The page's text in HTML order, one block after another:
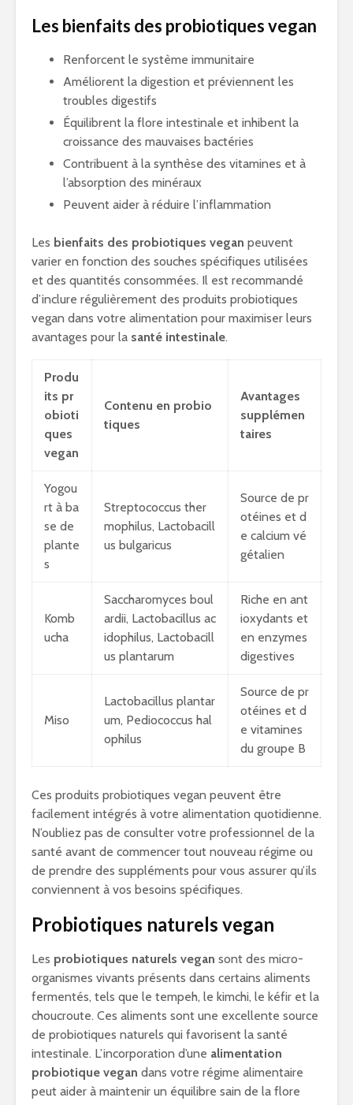
Les bienfaits des probiotiques vegan
Renforcent le système immunitaire
Améliorent la digestion et préviennent les
troubles digestifs
Équilibrent la flore intestinale et inhibent la
croissance des mauvaises bactéries
Contribuent à la synthèse des vitamines et à
l’absorption des minéraux
Peuvent aider à réduire l’inflammation
Les bienfaits des probiotiques vegan peuvent
varier en fonction des souches spécifiques utilisées
et des quantités consommées. Il est recommandé
d’inclure régulièrement des produits probiotiques
vegan dans votre alimentation pour maximiser leurs
avantages pour la santé intestinale.
Produ
its pr
obioti
ques
vegan
Contenu en probio
tiques
Avantages
supplémen
taires
Yogou
rt à ba
se de
plante
s
Streptococcus ther
mophilus, Lactobacill
us bulgaricus
Source de pr
otéines et d
e calcium vé
gétalien
Komb
ucha
Saccharomyces boul
ardii, Lactobacillus ac
idophilus, Lactobacill
us plantarum
Riche en ant
ioxydants et
en enzymes
digestives
Miso
Lactobacillus plantar
um, Pediococcus hal
ophilus
Source de pr
otéines et d
e vitamines
du groupe B
Ces produits probiotiques vegan peuvent être
facilement intégrés à votre alimentation quotidienne.
N’oubliez pas de consulter votre professionnel de la
santé avant de commencer tout nouveau régime ou
de prendre des suppléments pour vous assurer qu’ils
conviennent à vos besoins spécifiques.
Probiotiques naturels vegan
Les probiotiques naturels vegan sont des micro-
organismes vivants présents dans certains aliments
fermentés, tels que le tempeh, le kimchi, le kéfir et la
choucroute. Ces aliments sont une excellente source
de probiotiques naturels qui favorisent la santé
intestinale. L’incorporation d’une alimentation
probiotique vegan dans votre régime alimentaire
peut aider à maintenir un équilibre sain de la flore